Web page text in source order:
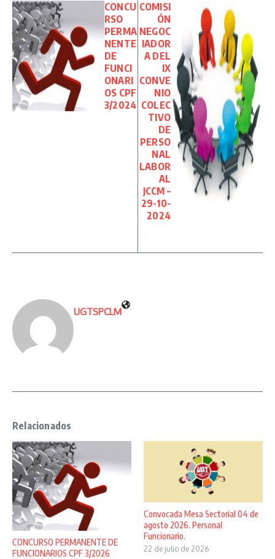
CONCU
RSO
PERMA
NENTE
DE
FUNCI
ONARI
OS CPF
3/2024
COMISI
ÓN
NEGOC
IADOR
A DEL
IX
CONVE
NIO
COLEC
TIVO
DE
PERSO
NAL
LABOR
AL
JCCM –
29-10-
2024
UGTSPCLM
Relacionados
CONCURSO PERMANENTE DE
FUNCIONARIOS CPF 3/2026
Convocada Mesa Sectorial 04 de
agosto 2026. Personal
Funcionario.
22 de julio de 2026